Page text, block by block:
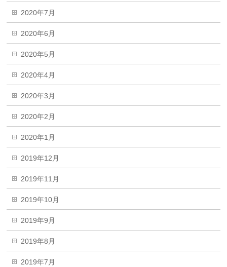
2020年7月
2020年6月
2020年5月
2020年4月
2020年3月
2020年2月
2020年1月
2019年12月
2019年11月
2019年10月
2019年9月
2019年8月
2019年7月